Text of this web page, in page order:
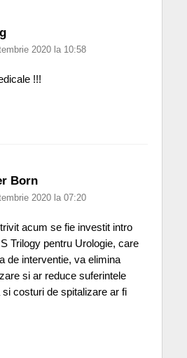
2020 la 10:58
!!!
Born
2020 la 07:20
acum se fie investit intro
Trilogy pentru Urologie, care
de interventie, va elimina
si ar reduce suferintele
si costuri de spitalizare ar fi